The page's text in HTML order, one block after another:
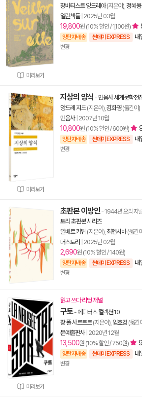
미리보기
장바티스트 앙드레아(지은이), 정혜용
열린책들| 2025년 03월
19,800원 (10% 할인 / 1,100원)
양탄자배송 썬데이 EXPRESS 내
변경
미리보기
지상의 양식 - 민음사 세계문학전
앙드레 지드(지은이), 김화영(옮긴이)
민음사| 2007년 10월
10,800원 (10% 할인 / 600원)
양탄자배송 썬데이 EXPRESS 내
변경
초판본 이방인- 1944년 오리지
토리 초판본 시리즈
알베르 카뮈 (지은이), 최헵시바(옮긴
더스토리
2025년 02월
2,690원 (10% 할인 / 140원)
양탄자배송 썬데이 EXPRESS 내
변경
미리보기
읽고 쓰다 리딩 저널
구토- 에디터스 컬렉션 10
장 폴 사르트르(지은이), 임호경 (옮긴
문예출판사| 2020년 12월
13,500원 (10% 할인 / 750원)
양탄자배송 썬데이 EXPRESS 내
변경